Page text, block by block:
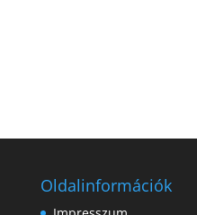
Oldalinformációk